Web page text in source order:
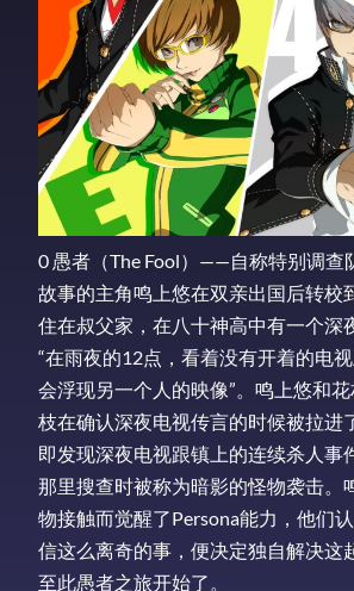
0 愚者（The Fool）——自称特别调查
故事的主角鸣上悠在双亲出国后转校
住在叔父家，在八十神高中有一个深
“在雨夜的12点，看着没有开着的电
会浮现另一个人的映像”。鸣上悠和
枝在确认深夜电视传言的时候被拉进
即发现深夜电视跟镇上的连续杀人事
那里搜查时被称为暗影的怪物袭击。
物接触而觉醒了Persona能力，他们
信这么离奇的事，便决定独自解决这
至此愚者之旅开始了。